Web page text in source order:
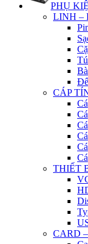
PHỤ
LINH –
CÁP
THIẾT
CARD